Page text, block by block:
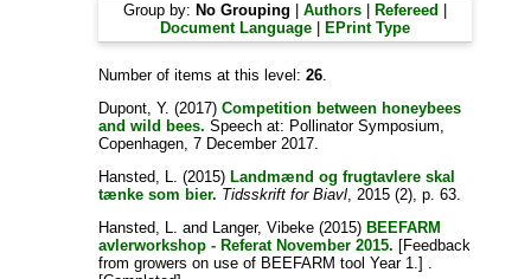
Group by: No Grouping |Authors Refereed
Document Language
EPrint Type
Number of items at this level:26.
Dupont, Y. (2017)Competition between honeybees
and wild bees. Speech at: Pollinator Symposium,
Copenhagen, 7 December 2017.
Hansted, L. (2015) Landmænd og frugtavlere skal
tænke som bier. Tidsskrift for Biavl, 2015 (2), p. 63.
Hansted, L. and Langer, Vibeke (2015) BEEFARM
avlerworkshop - Referat November 2015. [Feedback
from growers on use of BEEFARM tool Year 1.] .